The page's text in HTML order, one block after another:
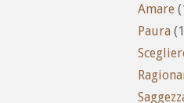
Amare
Paura